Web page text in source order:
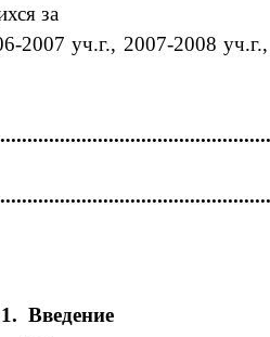
за
уч.г., 2007-2008 уч.г.,
Введение